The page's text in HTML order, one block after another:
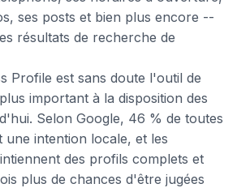
ses posts et bien plus encore --
résultats de recherche de
Profile est sans doute l'outil de
important à la disposition des
Selon Google, 46 % de toutes
une intention locale, et les
des profils complets et
plus de chances d'être jugées